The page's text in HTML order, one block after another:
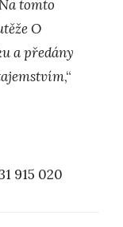
tomto
O
a předány
,“
915 020